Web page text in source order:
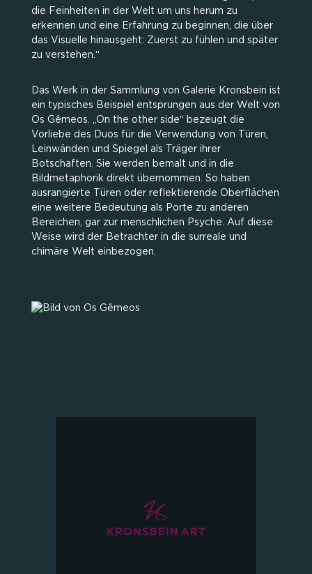
die Feinheiten in der Welt um uns herum zu
erkennen und eine Erfahrung zu beginnen, die über
das Visuelle hinausgeht: Zuerst zu fühlen und später
zu verstehen.“
Das Werk in der Sammlung von Galerie Kronsbein ist
ein typisches Beispiel entsprungen aus der Welt von
Os Gêmeos. „On the other side“ bezeugt die
Vorliebe des Duos für die Verwendung von Türen,
Leinwänden und Spiegel als Träger ihrer
Botschaften. Sie werden bemalt und in die
Bildmetaphorik direkt übernommen. So haben
ausrangierte Türen oder reflektierende Oberflächen
eine weitere Bedeutung als Porte zu anderen
Bereichen, gar zur menschlichen Psyche. Auf diese
Weise wird der Betrachter in die surreale und
chimäre Welt einbezogen.